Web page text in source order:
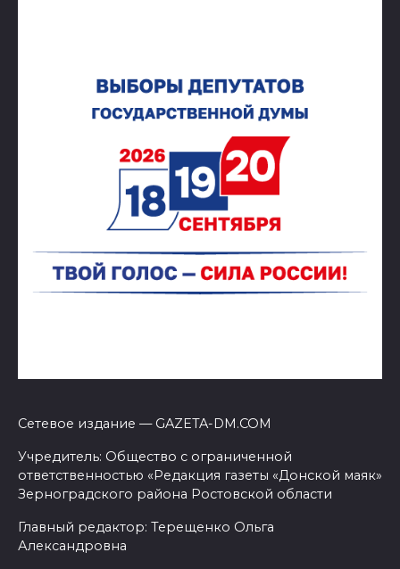
Сетевое издание — GAZETA-DM.COM
Учредитель: Общество с ограниченной
ответственностью «Редакция газеты «Донской маяк»
Зерноградского района Ростовской области
Главный редактор: Терещенко Ольга
Александровна